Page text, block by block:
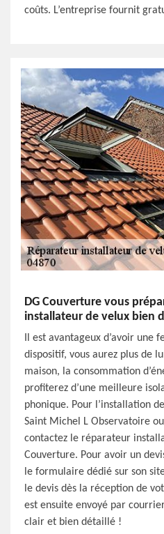
coûts. L’entreprise fournit
DG Couverture vous
installateur de velux bien
Il est avantageux d’avoir une
dispositif, vous aurez plus de
maison, la consommation
profiterez d’une meilleure
phonique. Pour l’installation
Saint Michel L Observatoire
contactez le réparateur
Couverture. Pour avoir un
le formulaire dédié sur son
le devis dès la réception de
est ensuite envoyé par
clair et bien détaillé !